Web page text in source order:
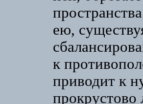
ею,
к
приводит к